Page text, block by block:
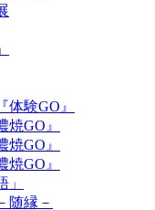
験GO』
GO』
GO』
GO』
随縁－